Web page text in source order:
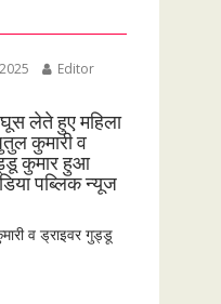
Editor
लेते हुए महिला
कुमारी व
कुमार हुआ
पब्लिक न्यूज
व ड्राइवर गुड्डू